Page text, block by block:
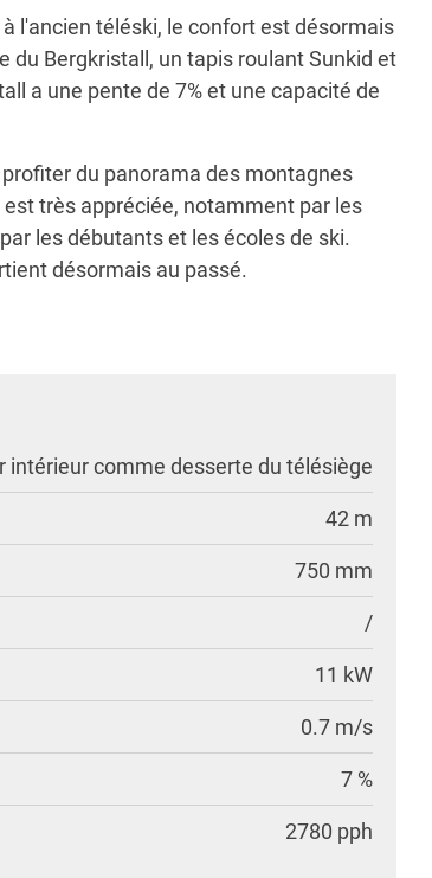
l'ancien téléski, le confort est désormais
du Bergkristall, un tapis roulant Sunkid et
a une pente de 7% et une capacité de
du panorama des montagnes
très appréciée, notamment par les
les débutants et les écoles de ski.
désormais au passé.
intérieur comme desserte du télésiège
42 m
750 mm
/
11 kW
0.7 m/s
7 %
2780 pph